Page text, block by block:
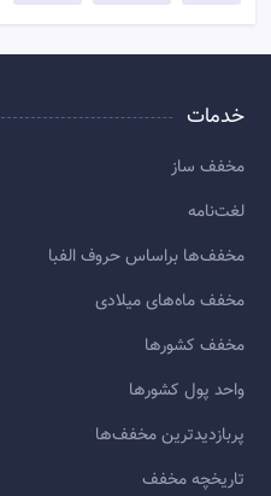
خدمات
مخفف ساز
لغت‌نامه
مخفف‌ها براساس حروف الفبا
مخفف ماه‌های میلادی
مخفف کشورها
واحد پول کشورها
پربازديدترين مخفف‌ها
تاريخچه مخفف